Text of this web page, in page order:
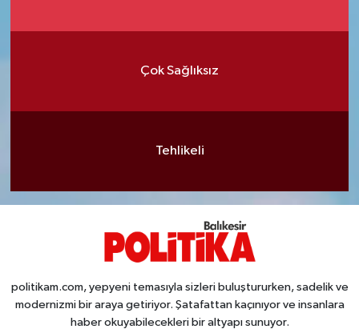
Çok Sağlıksız
Tehlikeli
politikam.com, yepyeni temasıyla sizleri buluştururken, sadelik ve
modernizmi bir araya getiriyor. Şatafattan kaçınıyor ve insanlara
haber okuyabilecekleri bir altyapı sunuyor.